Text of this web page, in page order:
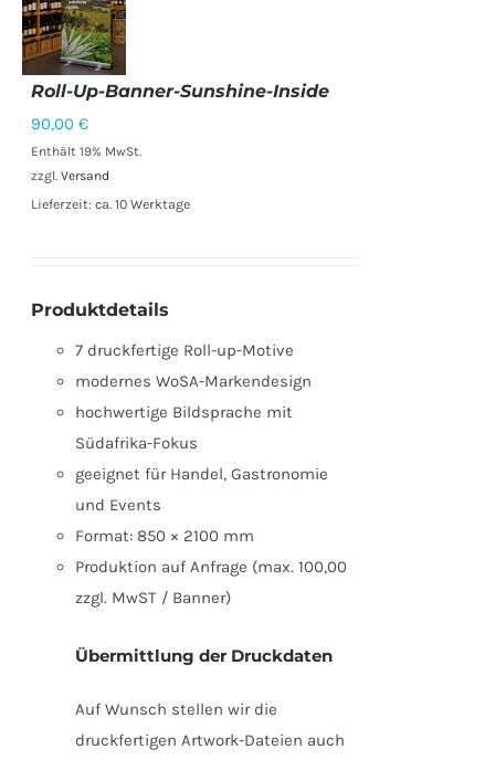
IN DEN
WARENKORB
DETAILS
Roll-Up-Banner-Sunshine-Inside
90,00€
Enthält 19% MwSt.
zzgl.Versand
Lieferzeit: ca. 10 Werktage
Produktdetails
7 druckfertige Roll-up-Motive
modernes WoSA-Markendesign
hochwertige Bildsprache mit
Südafrika-Fokus
geeignet für Handel, Gastronomie
und Events
Format: 850 × 2100 mm
Produktion auf Anfrage (max. 100,00
zzgl. MwST / Banner)
Übermittlung der Druckdaten
Auf Wunsch stellen wir die
druckfertigen Artwork-Dateien auch